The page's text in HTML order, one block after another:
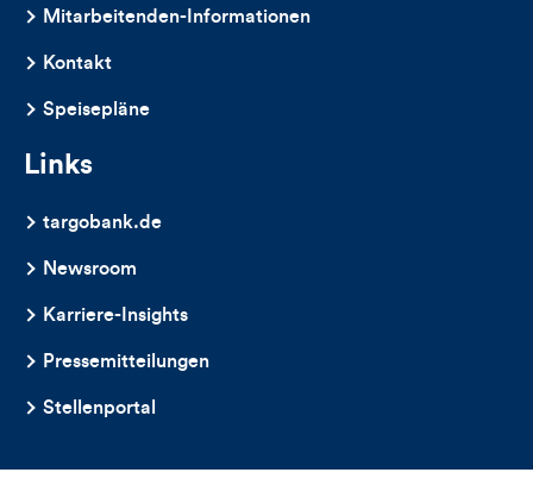
Mitarbeitenden-Informationen
Kontakt
Speisepläne
Links
targobank.de
Newsroom
Karriere-Insights
Pressemitteilungen
Stellenportal